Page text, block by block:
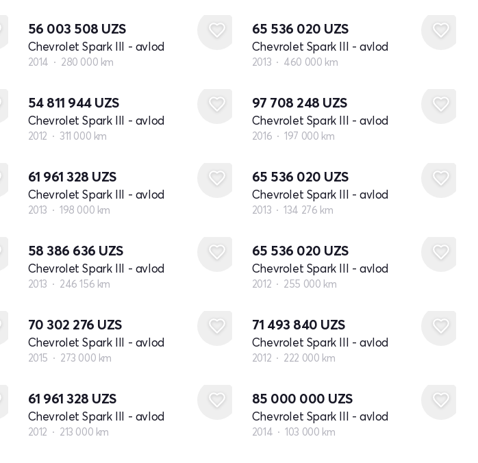
56 003 508 UZS
Chevrolet Spark III - avlod
2014 280 000 km
65 536 020 UZS
Chevrolet Spark III - avlod
2013 460 000 km
54 811 944 UZS
Chevrolet Spark III - avlod
2012 311 000 km
97 708 248 UZS
Chevrolet Spark III - avlod
2016 197 000 km
61 961 328 UZS
Chevrolet Spark III - avlod
2013 198 000 km
65 536 020 UZS
Chevrolet Spark III - avlod
2013 134 276 km
58 386 636 UZS
Chevrolet Spark III - avlod
2013 246 156 km
65 536 020 UZS
Chevrolet Spark III - avlod
2012 255 000 km
70 302 276 UZS
Chevrolet Spark III - avlod
2015 273 000 km
71 493 840 UZS
Chevrolet Spark III - avlod
2012 222 000 km
61 961 328 UZS
Chevrolet Spark III - avlod
2012 213 000 km
85 000 000 UZS
Chevrolet Spark III - avlod
2014 103 000 km